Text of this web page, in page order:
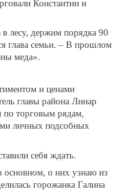
Константин и
в лесу, держим порядка 90
глава семьи. – В прошлом
меда».
и ценами
главы района Линар
торговым рядам,
личных подсобных
себя ждать.
основном, о них узнаю из
горожанка Галина